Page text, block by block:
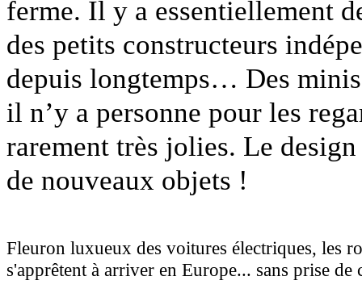
ferme. Il y a essentiellement
des petits constructeurs
depuis longtemps… Des
il n’y a personne pour les
rarement très jolies. Le
de nouveaux objets !
Fleuron luxueux des voitures électriques, les
s'apprêtent à arriver en Europe... sans prise de